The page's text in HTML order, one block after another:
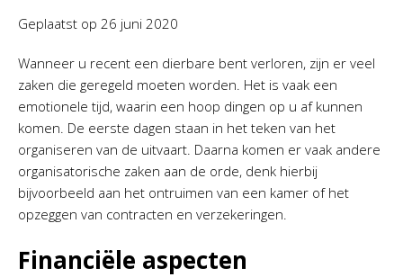
Geplaatst op 26 juni 2020
Wanneer u recent een dierbare bent verloren, zijn er veel
zaken die geregeld moeten worden. Het is vaak een
emotionele tijd, waarin een hoop dingen op u af kunnen
komen. De eerste dagen staan in het teken van het
organiseren van de uitvaart. Daarna komen er vaak andere
organisatorische zaken aan de orde, denk hierbij
bijvoorbeeld aan het ontruimen van een kamer of het
opzeggen van contracten en verzekeringen.
Financiële aspecten